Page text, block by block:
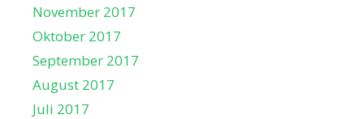
November 2017
Oktober 2017
September 2017
August 2017
Juli 2017